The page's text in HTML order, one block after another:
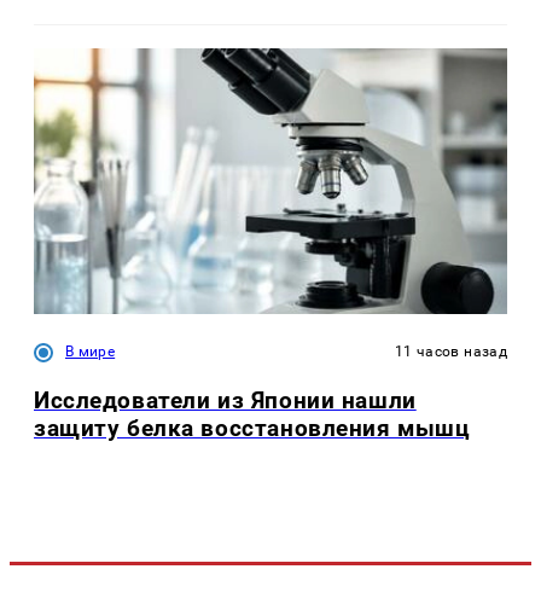
В мире 11 часов назад
Исследователи из Японии нашли
защиту белка восстановления мышц